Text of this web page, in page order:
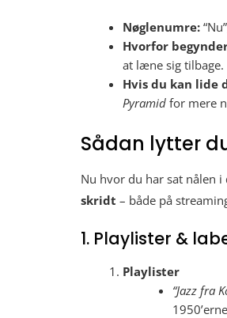
Nøglenumre:
Hvorfor
at læne sig tilbage.
Hvis du kan lide
Pyramid for mere
Sådan lytter
Nu hvor du har sat nålen
skridt – både på
1. Playlister &
Playlister
“Jazz fra